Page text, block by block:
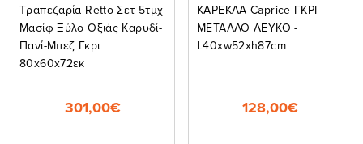
Tραπεζαρία Retto Σετ 5τμχ
Μασίφ Ξύλο Οξιάς Καρυδί-
Πανί-Μπεζ Γκρι
80x60x72εκ
301,00€
ΚΑΡΕΚΛΑ Caprice ΓΚΡΙ
ΜΕΤΑΛΛΟ ΛΕΥΚΟ -
L40xw52xh87cm
128,00€